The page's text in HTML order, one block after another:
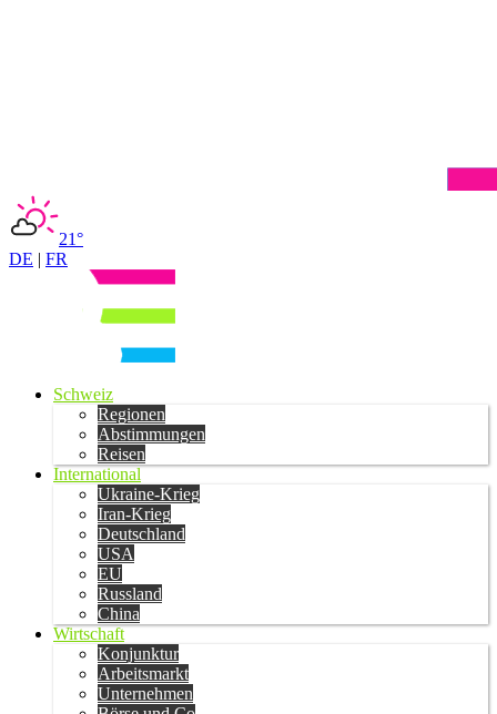
21°
DE | FR
Schweiz
Regionen
Abstimmungen
Reisen
International
Ukraine-Krieg
Iran-Krieg
Deutschland
USA
EU
Russland
China
Wirtschaft
Konjunktur
Arbeitsmarkt
Unternehmen